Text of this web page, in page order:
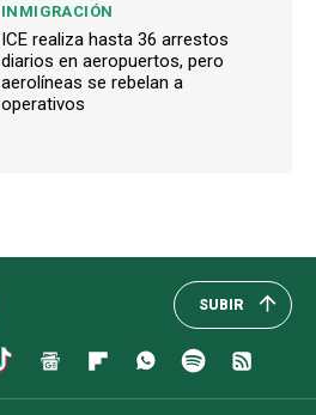
INMIGRACIÓN
ICE realiza hasta 36 arrestos
diarios en aeropuertos, pero
aerolíneas se rebelan a
operativos
SUBIR